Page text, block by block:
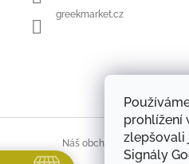
prohlížení
zlepšovali
Signály
greekmarket.cz
Náš obchod a kontakty